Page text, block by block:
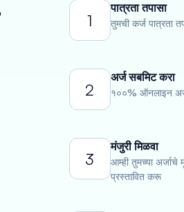
1
पात्रता तपासा
तुमची कर्ज पात्रता
2
अर्ज सबमिट करा
१००% ऑनलाइन
3
मंजुरी मिळवा
आम्ही तुमच्या
प्रस्तावित करू